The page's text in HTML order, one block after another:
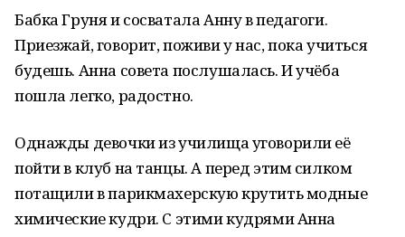
Бабка Груня и сосватала Анну в педагоги.
Приезжай, говорит, поживи у нас, пока учиться
будешь. Анна совета послушалась. И учёба
пошла легко, радостно.
Однажды девочки из училища уговорили её
пойти в клуб на танцы. А перед этим силком
потащили в парикмахерскую крутить модные
химические кудри. С этими кудрями Анна